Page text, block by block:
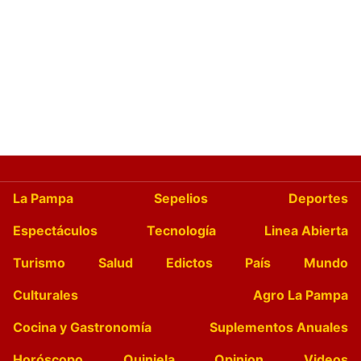
La Pampa Sepelios
Deportes
Espectáculos
Tecnología
Linea Abierta
Turismo
Salud Edictos País
Mundo
Culturales
Agro La Pampa
Cocina y Gastronomía
Suplementos Anuales